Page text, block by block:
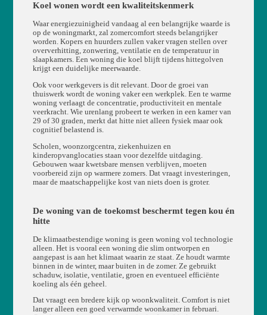
Koel wonen wordt een kwaliteitskenmerk
Waar energiezuinigheid vandaag al een belangrijke waarde is
op de woningmarkt, zal zomercomfort steeds belangrijker
worden. Kopers en huurders zullen vaker vragen stellen over
oververhitting, zonwering, ventilatie en de temperatuur in
slaapkamers. Een woning die koel blijft tijdens hittegolven
krijgt een duidelijke meerwaarde.
Ook voor werkgevers is dit relevant. Door de groei van
thuiswerk wordt de woning vaker een werkplek. Een te warme
woning verlaagt de concentratie, productiviteit en mentale
veerkracht. Wie urenlang probeert te werken in een kamer van
29 of 30 graden, merkt dat hitte niet alleen fysiek maar ook
cognitief belastend is.
Scholen, woonzorgcentra, ziekenhuizen en
kinderopvanglocaties staan voor dezelfde uitdaging.
Gebouwen waar kwetsbare mensen verblijven, moeten
voorbereid zijn op warmere zomers. Dat vraagt investeringen,
maar de maatschappelijke kost van niets doen is groter.
De woning van de toekomst beschermt tegen kou én
hitte
De klimaatbestendige woning is geen woning vol technologie
alleen. Het is vooral een woning die slim ontworpen en
aangepast is aan het klimaat waarin ze staat. Ze houdt warmte
binnen in de winter, maar buiten in de zomer. Ze gebruikt
schaduw, isolatie, ventilatie, groen en eventueel efficiënte
koeling als één geheel.
Dat vraagt een bredere kijk op woonkwaliteit. Comfort is niet
langer alleen een goed verwarmde woonkamer in februari.